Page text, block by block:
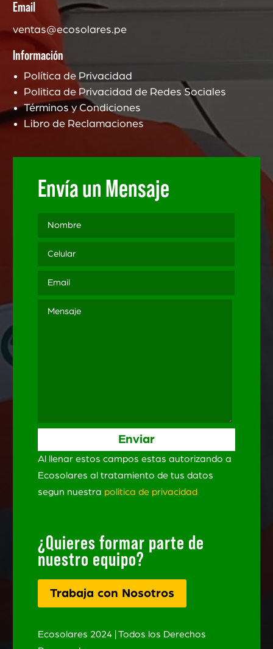
Email
ventas@ecosolares.pe
Información
Política de Privacidad
Politica de Privacidad de Redes Sociales
Términos y Condiciones
Libro de Reclamaciones
Envía un Mensaje
Al llenar estos campos estas autorizando a
Ecosolares al tratamiento de tus datos
segun nuestra politica de privacidad
¿Quieres formar parte de
nuestro equipo?
Trabaja con Nosotros
Ecosolares 2024 | Todos los Derechos